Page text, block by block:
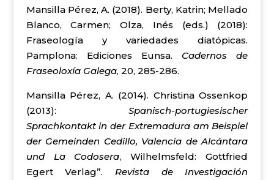
Mansilla Pérez, A. (2018). Berty, Katrin; Mellado
Blanco, Carmen; Olza, Inés (eds.) (2018):
Fraseología y variedades diatópicas.
Pamplona: Ediciones Eunsa. Cadernos de
Fraseoloxía Galega, 20, 285-286.
Mansilla Pérez, A. (2014). Christina Ossenkop
(2013):Spanisch-portugiesischer
Sprachkontakt in der Extremadura am Beispiel
der Gemeinden Cedillo, Valencia de Alcántara
und La Codosera, Wilhelmsfeld: Gottfried
Egert Verlag”. Revista de Investigación